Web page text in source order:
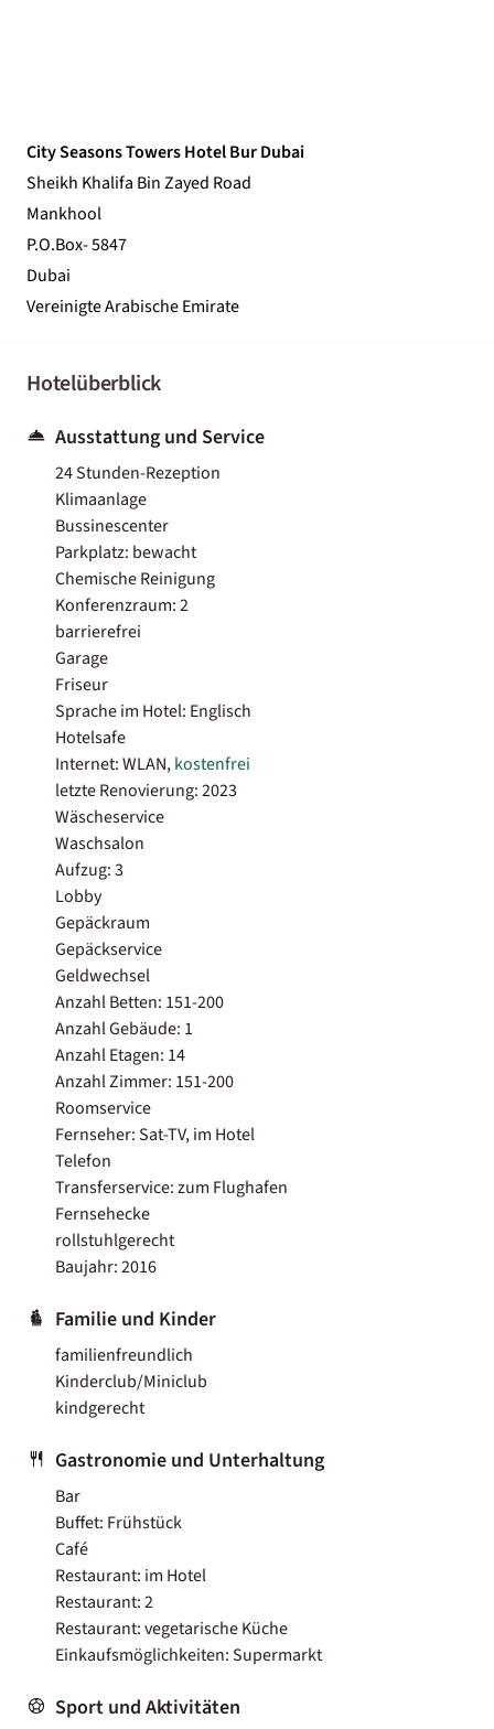
City Seasons Towers Hotel Bur Dubai
Sheikh Khalifa Bin Zayed Road
Mankhool
P.O.Box- 5847
Dubai
Vereinigte Arabische Emirate
Hotelüberblick
Ausstattung und Service
24 Stunden-Rezeption
Klimaanlage
Bussinescenter
Parkplatz: bewacht
Chemische Reinigung
Konferenzraum: 2
barrierefrei
Garage
Friseur
Sprache im Hotel: Englisch
Hotelsafe
Internet: WLAN,kostenfrei
letzte Renovierung: 2023
Wäscheservice
Waschsalon
Aufzug: 3
Lobby
Gepäckraum
Gepäckservice
Geldwechsel
Anzahl Betten: 151-200
Anzahl Gebäude: 1
Anzahl Etagen: 14
Anzahl Zimmer: 151-200
Roomservice
Fernseher: Sat-TV, im Hotel
Telefon
Transferservice: zum Flughafen
Fernsehecke
rollstuhlgerecht
Baujahr: 2016
Familie und Kinder
familienfreundlich
Kinderclub/Miniclub
kindgerecht
Gastronomie und Unterhaltung
Bar
Buffet: Frühstück
Café
Restaurant: im Hotel
Restaurant: 2
Restaurant: vegetarische Küche
Einkaufsmöglichkeiten: Supermarkt
Sport und Aktivitäten